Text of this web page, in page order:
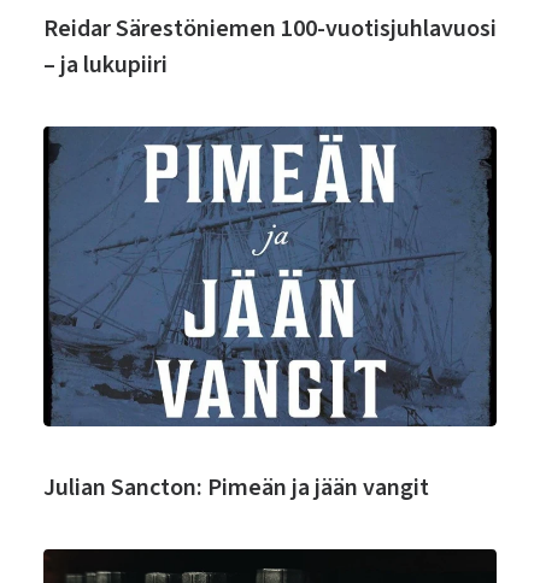
Reidar Särestöniemen 100-vuotisjuhlavuosi
– ja lukupiiri
Julian Sancton: Pimeän ja jään vangit